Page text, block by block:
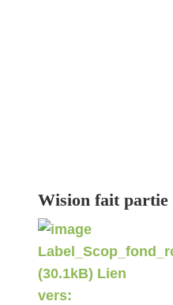
Wision fait partie